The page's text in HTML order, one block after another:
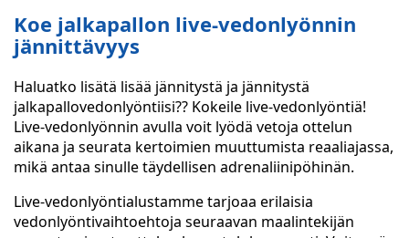
Koe jalkapallon live-vedonlyönnin
jännittävyys
Haluatko lisätä lisää jännitystä ja jännitystä
jalkapallovedonlyöntiisi?? Kokeile live-vedonlyöntiä!
Live-vedonlyönnin avulla voit lyödä vetoja ottelun
aikana ja seurata kertoimien muuttumista reaaliajassa,
mikä antaa sinulle täydellisen adrenaliinipöhinän.
Live-vedonlyöntialustamme tarjoaa erilaisia
vedonlyöntivaihtoehtoja seuraavan maalintekijän